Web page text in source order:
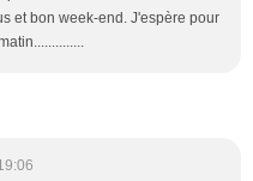
et bon week-end. J'espère pour